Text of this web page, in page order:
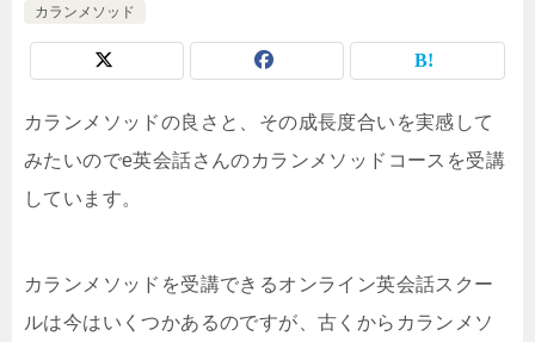
カランメソッド
カランメソッドの良さと、その成長度合いを実感して
みたいのでe英会話さんのカランメソッドコースを受講
しています。
カランメソッドを受講できるオンライン英会話スクー
ルは今はいくつかあるのですが、古くからカランメソ